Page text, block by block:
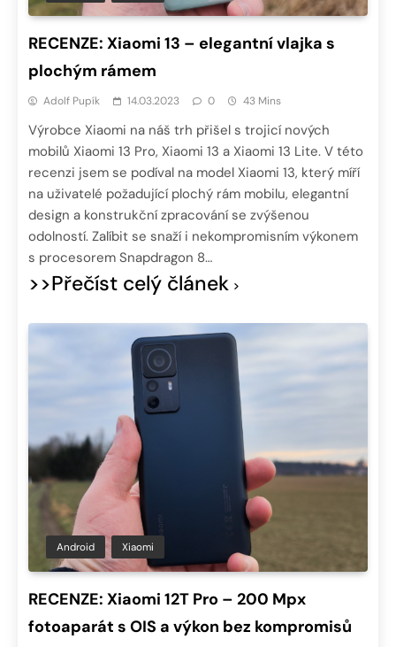
RECENZE: Xiaomi 13 – elegantní vlajka s
plochým rámem
Adolf Pupík 14.03.2023 0 43 Mins
Výrobce Xiaomi na náš trh přišel s trojicí nových
mobilů Xiaomi 13 Pro, Xiaomi 13 a Xiaomi 13 Lite. V této
recenzi jsem se podíval na model Xiaomi 13, který míří
na uživatelé požadující plochý rám mobilu, elegantní
design a konstrukční zpracování se zvýšenou
odolností. Zalíbit se snaží i nekompromisním výkonem
s procesorem Snapdragon 8…
>>Přečíst celý článek
Android Xiaomi
RECENZE: Xiaomi 12T Pro – 200 Mpx
fotoaparát s OIS a výkon bez kompromisů